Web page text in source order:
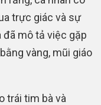
trực giác và sự
đã mô tả việc gặp
vàng, mũi giáo
trái tim bà và